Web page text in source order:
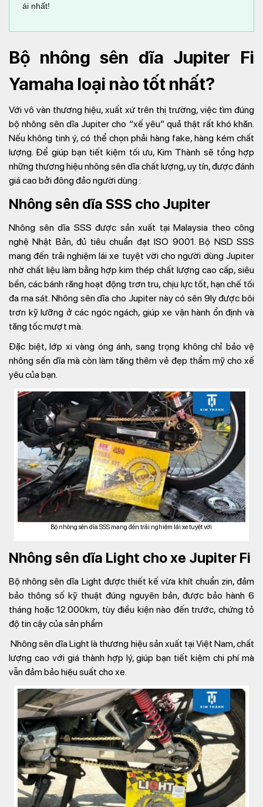
ái nhất!
Bộ nhông sên dĩa Jupiter Fi
Yamaha loại nào tốt nhất?
Với vô vàn thương hiệu, xuất xứ trên thị trường, việc tìm đúng
bộ nhông sên dĩa Jupiter cho “xế yêu” quả thật rất khó khăn.
Nếu không tinh ý, có thể chọn phải hàng fake, hàng kém chất
lượng. Để giúp bạn tiết kiệm tối ưu, Kim Thành sẽ tổng hợp
những thương hiệu nhông sên dĩa chất lượng, uy tín, được đánh
giá cao bởi đông đảo người dùng :
Nhông sên dĩa SSS cho Jupiter
Nhông sên dĩa SSS được sản xuất tại Malaysia theo công
nghệ Nhật Bản, đủ tiêu chuẩn đạt ISO 9001. Bộ NSD SSS
mang đến trải nghiệm lái xe tuyệt vời cho người dùng Jupiter
nhờ chất liệu làm bằng hợp kim thép chất lượng cao cấp, siêu
bền, các bánh răng hoạt động trơn tru, chịu lực tốt, hạn chế tối
đa ma sát. Nhông sên dĩa cho Jupiter này có sên 9ly được bôi
trơn kỹ lưỡng ở các ngóc ngách, giúp xe vận hành ổn định và
tăng tốc mượt mà.
Đặc biệt, lớp xi vàng óng ánh, sang trọng không chỉ bảo vệ
nhông sến dĩa mà còn làm tăng thêm vẻ đẹp thẩm mỹ cho xế
yêu của bạn.
Bộ nhông sên dĩa SSS mang đến trải nghiệm lái xe tuyệt vời
Nhông sên dĩa Light cho xe Jupiter Fi
Bộ nhông sên dĩa Light được thiết kế vừa khít chuẩn zin, đảm
bảo thông số kỹ thuật đúng nguyên bản, được bảo hành 6
tháng hoặc 12.000km, tùy điều kiện nào đến trước, chứng tỏ
độ tin cậy của sản phẩm
Nhông sên dĩa Light là thương hiệu sản xuất tại Việt Nam, chất
lượng cao với giá thành hợp lý, giúp bạn tiết kiệm chi phí mà
vẫn đảm bảo hiệu suất cho xe.